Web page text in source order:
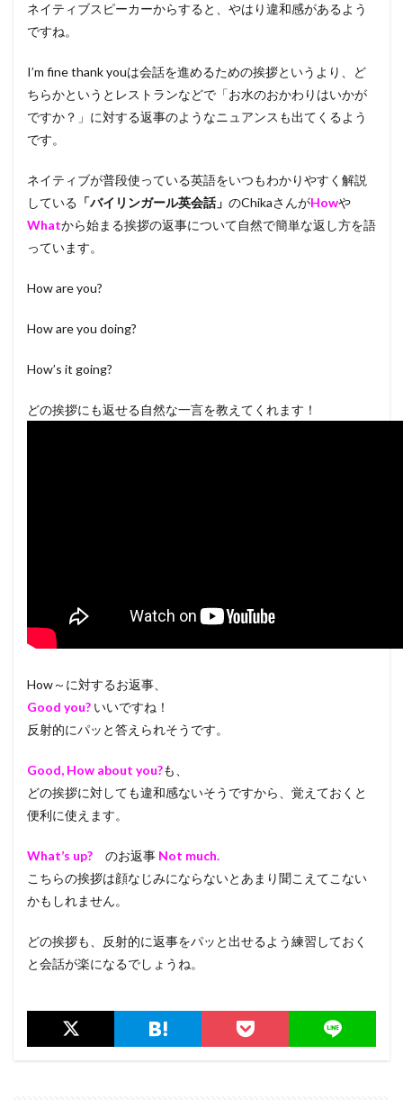
ネイティブスピーカーからすると、やはり違和感があるよう
ですね。
I’m fine thank youは会話を進めるための挨拶というより、ど
ちらかというとレストランなどで「お水のおかわりはいかが
ですか？」に対する返事のようなニュアンスも出てくるよう
です。
ネイティブが普段使っている英語をいつもわかりやすく解説
している 「バイリンガール英会話」 のChikaさんがHowや
Whatから始まる挨拶の返事について自然で簡単な返し方を語
っています。
How are you?
How are you doing?
How’s it going?
どの挨拶にも返せる自然な一言を教えてくれます！
How～に対するお返事、
Good you? いいですね！
反射的にパッと答えられそうです。
Good, How about you?も、
どの挨拶に対しても違和感ないそうですから、覚えておくと
便利に使えます。
What’s up? のお返事 Not much.
こちらの挨拶は顔なじみにならないとあまり聞こえてこない
かもしれません。
どの挨拶も、反射的に返事をパッと出せるよう練習しておく
と会話が楽になるでしょうね。